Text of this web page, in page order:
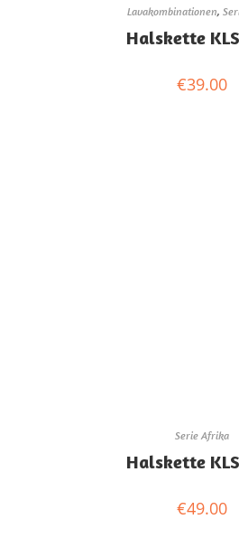
Lavakombinationen,
Halskette
€39.00
Serie Afrika
Halskette
€49.00